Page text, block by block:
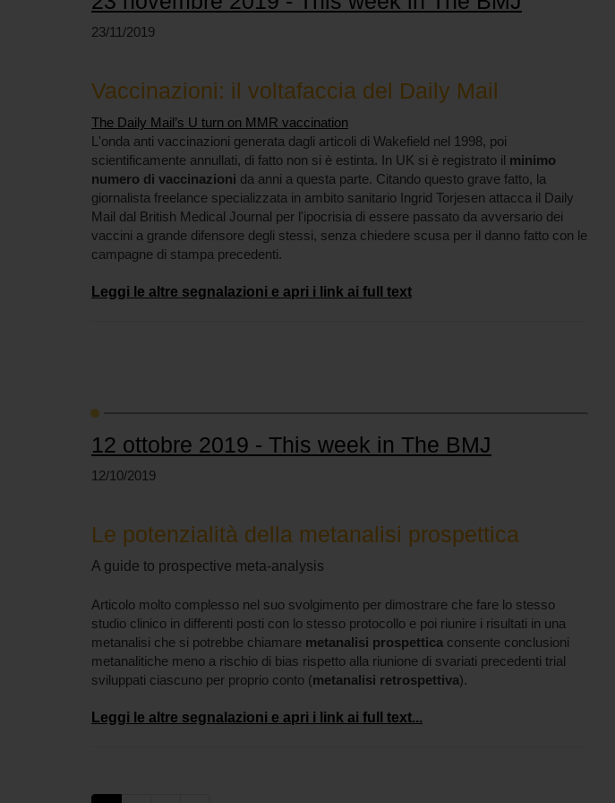
23/11/2019
Vaccinazioni: il voltafaccia del Daily Mail
The Daily Mail’s U turn on MMR vaccination
L'onda anti vaccinazioni generata dagli articoli di Wakefield nel 1998, poi
scientificamente annullati, di fatto non si è estinta. In UK si è registrato il minimo
numero di vaccinazioni da anni a questa parte. Citando questo grave fatto, la
giornalista freelance specializzata in ambito sanitario Ingrid Torjesen attacca il Daily
Mail dal British Medical Journal per l'ipocrisia di essere passato da avversario dei
vaccini a grande difensore degli stessi, senza chiedere scusa per il danno fatto con le
campagne di stampa precedenti.
Leggi le altre segnalazioni e apri i link ai full text
12 ottobre 2019 - This week in The BMJ
12/10/2019
Le potenzialità della metanalisi prospettica
A guide to prospective meta-analysis
Articolo molto complesso nel suo svolgimento per dimostrare che fare lo stesso
studio clinico in differenti posti con lo stesso protocollo e poi riunire i risultati in una
metanalisi che si potrebbe chiamare metanalisi prospettica consente conclusioni
metanalitiche meno a rischio di bias rispetto alla riunione di svariati precedenti trial
sviluppati ciascuno per proprio conto (metanalisi retrospettiva).
Leggi le altre segnalazioni e apri i link ai full text...